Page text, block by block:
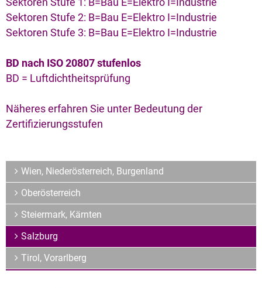
Archiv
Über uns
Sektoren Stufe 2: B=Bau E=Elektro I=Industrie
Sektoren Stufe 3: B=Bau E=Elektro I=Industrie
BD nach ISO 20807 stufenlos
BD = Luftdichtheitsprüfung
Näheres erfahren Sie unter Bedeutung der
Zertifizierungsstufen
Wien, Niederösterreich, Burgenland
Oberösterreich
Steiermark, Kärnten
Salzburg
Tirol, Vorarlberg